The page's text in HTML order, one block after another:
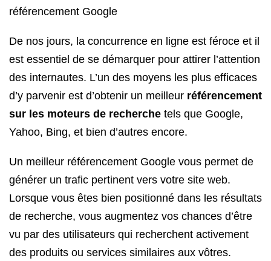
référencement Google
De nos jours, la concurrence en ligne est féroce et il
est essentiel de se démarquer pour attirer l’attention
des internautes. L’un des moyens les plus efficaces
d’y parvenir est d’obtenir un meilleur référencement
sur les moteurs de recherche tels que Google,
Yahoo, Bing, et bien d’autres encore.
Un meilleur référencement Google vous permet de
générer un trafic pertinent vers votre site web.
Lorsque vous êtes bien positionné dans les résultats
de recherche, vous augmentez vos chances d’être
vu par des utilisateurs qui recherchent activement
des produits ou services similaires aux vôtres.